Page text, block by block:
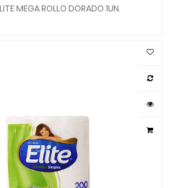
MEGA ROLLO DORADO 1UN.